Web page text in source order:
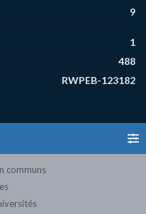
9
1
488
RWPEB-123182
communs